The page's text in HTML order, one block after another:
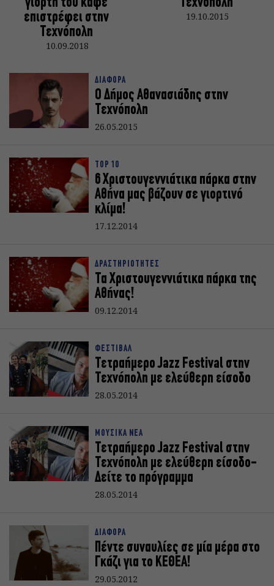
γιορτή του καφέ
επιστρέφει στην
Τεχνόπολη
10.09.2018
Τεχνόπολη
19.10.2015
ΔΙΑΦΟΡΑ
Ο Δήμος Αθανασιάδης στην
Τεχνόπολη
26.05.2015
TOP 10
6 Χριστουγεννιάτικα πάρκα στην
Αθήνα μας βάζουν σε γιορτινό
κλίμα!
17.12.2014
ΔΡΑΣΤΗΡΙΟΤΗΤΕΣ
Τα Χριστουγεννιάτικα πάρκα της
Αθήνας!
09.12.2014
ΦΕΣΤΙΒΑΛ
Τετραήμερο Jazz Festival στην
Τεχνόπολη με ελεύθερη είσοδο
28.05.2014
ΜΟΥΣΙΚΑ ΝΕΑ
Τετραήμερο Jazz Festival στην
Τεχνόπολη με ελεύθερη είσοδο-
Δείτε το πρόγραμμα
28.05.2014
ΔΙΑΦΟΡΑ
Πέντε συναυλίες σε μία μέρα στο
Γκάζι για το ΚΕΘΕΑ!
29.05.2012